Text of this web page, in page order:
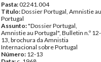
Pasta:02241.004
Título:Dossier Portugal, Amnistie au
Portugal
Assunto:"Dossier Portugal,
Amnistie au Portugal", Bulletin n.º 12-
13, brochura da Amnistia
Internacional sobre Portugal
Número: 12-13